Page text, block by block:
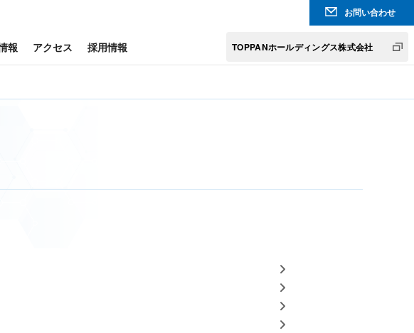
報 アクセス 採用情報
お問い合わせ
TOPPANホールディングス株式会社